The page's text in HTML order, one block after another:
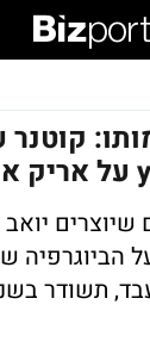
קוטנר
הפרקים שיוצרים
הביוגרפיה
תשודר